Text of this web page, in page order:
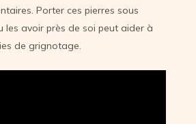
Porter ces pierres sous
les avoir près de soi peut aider à
de grignotage.